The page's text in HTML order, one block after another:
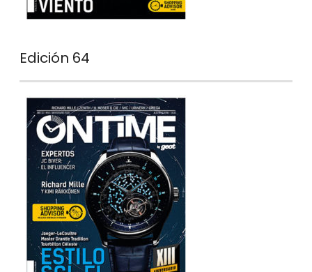
Edición 64